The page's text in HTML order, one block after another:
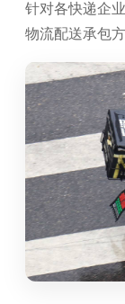
针对各快递企
物流配送承包